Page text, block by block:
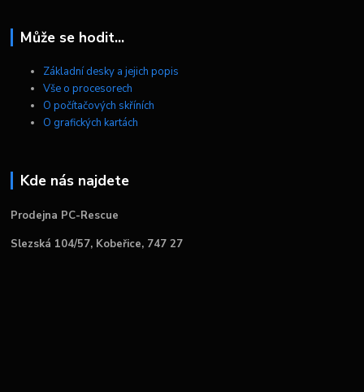
Může se hodit...
Základní desky a jejich popis
Vše o procesorech
O počítačových skříních
O grafických kartách
Kde nás najdete
Prodejna PC-Rescue
Slezská 104/57, Kobeřice, 747 27